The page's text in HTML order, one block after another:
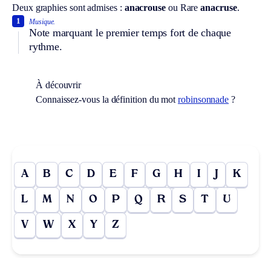
Deux graphies sont admises : anacrouseou Rare anacruse.
Musique.
Note marquant le premier temps fort de chaque
rythme.
1
À découvrir
Connaissez-vous la définition du motrobinsonnade ?
A B C D E F G H I J K
L M N O P Q R S T U
V W X Y Z